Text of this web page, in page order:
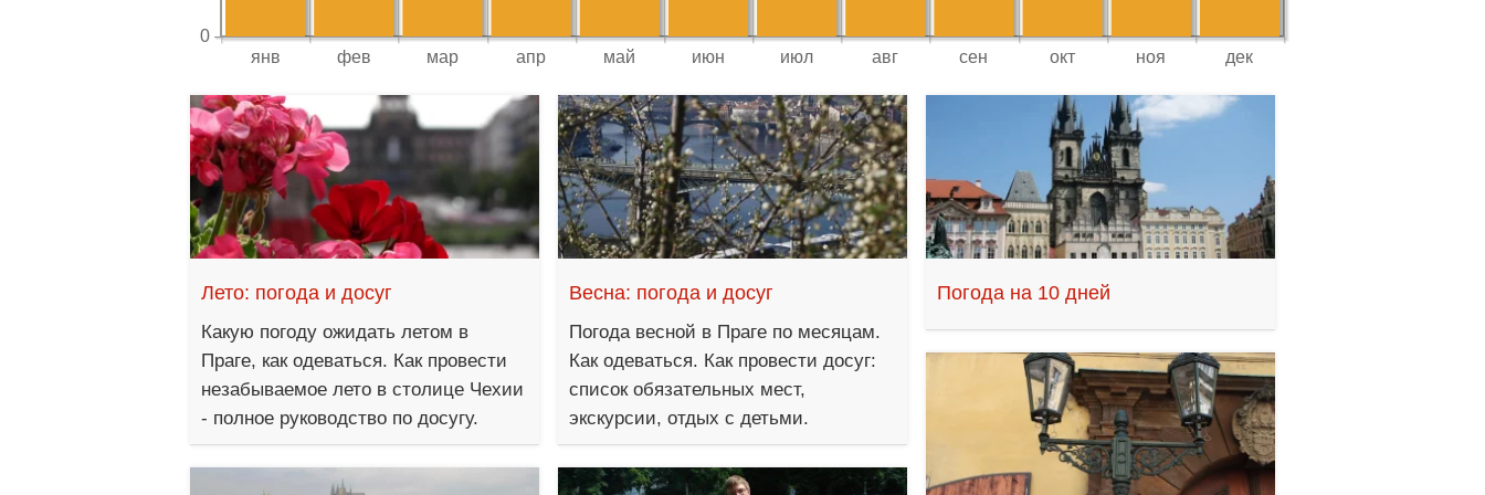
Лето: погода и досуг
Какую погоду ожидать летом в
Праге, как одеваться. Как провести
незабываемое лето в столице Чехии
- полное руководство по досугу.
Весна: погода и досуг
Погода весной в Праге по месяцам.
Как одеваться. Как провести досуг:
список обязательных мест,
экскурсии, отдых с детьми.
Погода на 10 дней